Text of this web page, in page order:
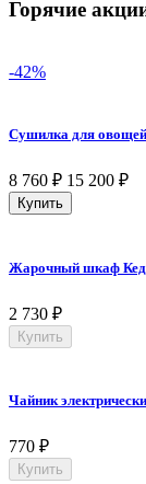
Горячие
-42%
Сушилка для
8 760 ₽ 15 200 ₽
Купить
Жарочный шкаф
2 730 ₽
Купить
Чайник
770 ₽
Купить